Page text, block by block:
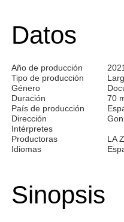
Datos
Año de producción
Tipo de producción
Género
Duración
70
País de producción
Dirección
Intérpretes
Productoras
LA
Idiomas
Sinopsis